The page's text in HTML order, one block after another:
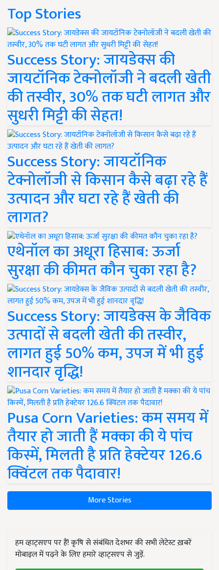
Top Stories
Success Story: जायडेक्स की
जायटॉनिक टेक्नोलॉजी ने बदली खेती
की तस्वीर, 30% तक घटी लागत और
सुधरी मिट्टी की सेहत!
Success Story: जायटॉनिक
टेक्नोलॉजी से किसान कैसे बढ़ा रहे हैं
उत्पादन और घटा रहे हैं खेती की
लागत?
एथेनॉल का अधूरा हिसाब: ऊर्जा
सुरक्षा की कीमत कौन चुका रहा है?
Success Story: जायडेक्स के जैविक
उत्पादों से बदली खेती की तस्वीर,
लागत हुई 50% कम, उपज में भी हुई
शानदार वृद्धि!
Pusa Corn Varieties: कम समय में
तैयार हो जाती हैं मक्का की ये पांच
किस्में, मिलती है प्रति हेक्टेयर 126.6
क्विंटल तक पैदावार!
More Stories
हम व्हाट्सएप पर हैं! कृषि से संबंधित देशभर की सभी लेटेस्ट ख़बरें
मोबाइल में पढ़ने के लिए हमारे व्हाट्सएप से जुड़ें.